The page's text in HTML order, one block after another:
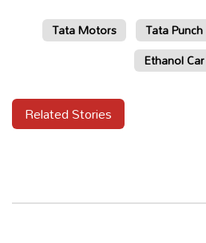
Tata Motors Tata Punch
Ethanol Car
Related Stories